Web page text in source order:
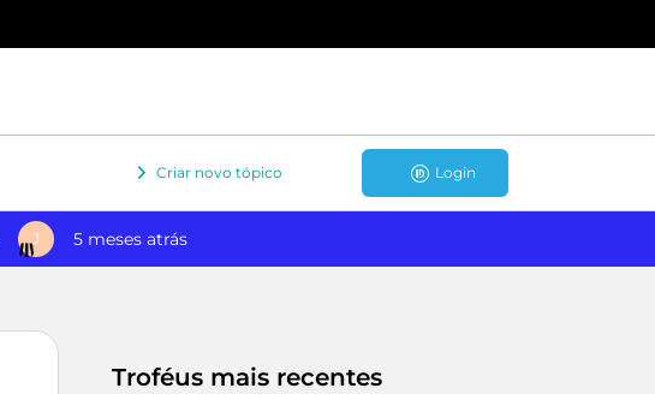
Criar novo tópico Login
J 5 meses atrás
Troféus mais recentes